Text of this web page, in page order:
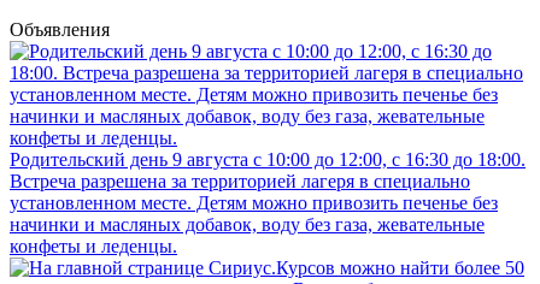
Объявления
Родительский день 9 августа с 10:00 до 12:00, с 16:30 до 18:00.
Встреча разрешена за территорией лагеря в специально
установленном месте. Детям можно привозить печенье без
начинки и масляных добавок, воду без газа, жевательные
конфеты и леденцы.